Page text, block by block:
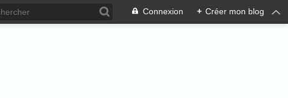
Connexion + Créer mon blog